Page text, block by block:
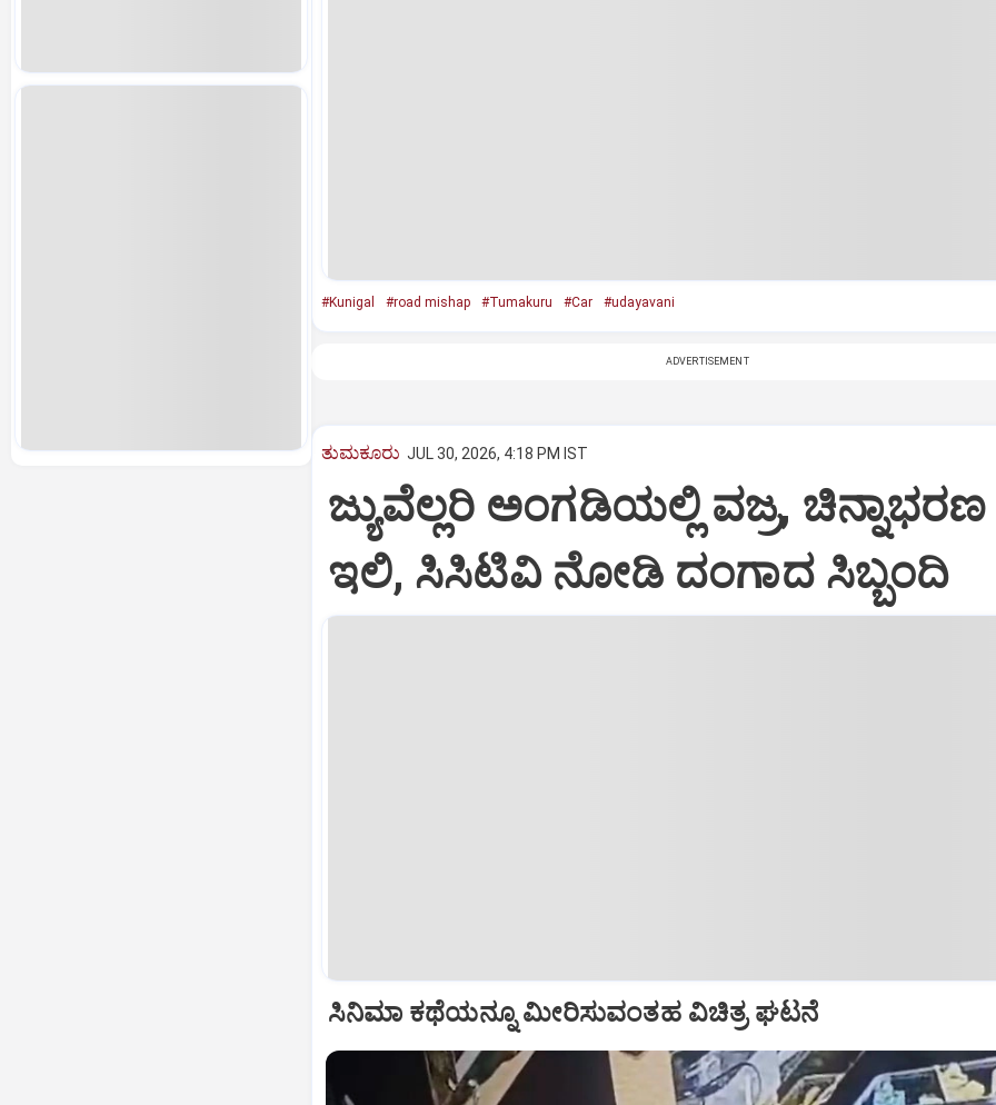
#Kunigal #road mishap #Tumakuru #Car #udayavani
ADVERTISEMENT
ತುಮಕೂರು JUL 30, 2026, 4:18 PM IST
ಜ್ಯುವೆಲ್ಲರಿ ಅಂಗಡಿಯಲ್ಲಿ ವಜ್ರ, ಚಿನ್ನಾಭರಣ
ಇಲಿ, ಸಿಸಿಟಿವಿ ನೋಡಿ ದಂಗಾದ ಸಿಬ್ಬಂದಿ
ಸಿನಿಮಾ ಕಥೆಯನ್ನೂ ಮೀರಿಸುವಂತಹ ವಿಚಿತ್ರ ಘಟನೆ